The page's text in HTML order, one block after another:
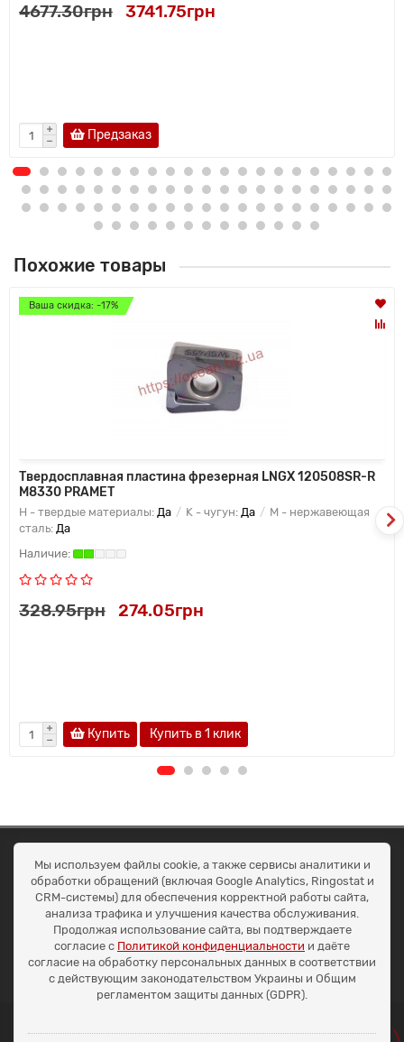
4677.30грн 3741.75грн
Предзаказ
Похожие товары
Ваша скидка: -17%
Твердосплавная пластина фрезерная LNGX 120508SR-R
M8330 PRAMET
H - твердые материалы: Да K - чугун: Да
M - нержавеющая
сталь: Да
328.95грн 274.05грн
Купить Купить в 1 клик
ОКЕАН ТРЕЙД
Договір публичної оферти
Доставка та оплата
Наші контакти
Умови повернення
+38 (099) 452-20-02
+38 (098) 492-20-02
office@ocean.biz.ua
Мы используем файлы cookie, а также сервисы аналитики и
обработки обращений (включая Google Analytics, Ringostat и
CRM-системы) для обеспечения корректной работы сайта,
анализа трафика и улучшения качества обслуживания.
Продолжая использование сайта, вы подтверждаете
согласие с Политикой конфиденциальности и даёте
согласие на обработку персональных данных в соответствии
с действующим законодательством Украины и Общим
регламентом защиты данных (GDPR).